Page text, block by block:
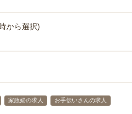
から選択)
家政婦の求人
お手伝いさんの求人